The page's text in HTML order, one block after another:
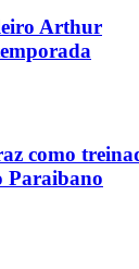
Arthur
como
Paraibano